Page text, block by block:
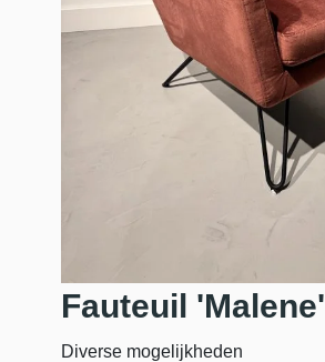
Fauteuil 'Malene'
Diverse mogelijkheden